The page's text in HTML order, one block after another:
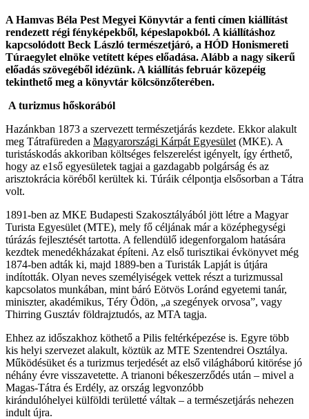
A Hamvas Béla Pest Megyei Könyvtár a fenti címen kiállítást
rendezett régi fényképekből, képeslapokból. A kiállításhoz
kapcsolódott Beck László természetjáró, a HÓD Honismereti
Túraegylet elnöke vetített képes előadása. Alább a nagy sikerű
előadás szövegéből idézünk. A kiállítás február közepéig
tekinthető meg a könyvtár kölcsönzőterében.
A turizmus hőskorából
Hazánkban 1873 a szervezett természetjárás kezdete. Ekkor alakult
meg Tátrafüreden a Magyarországi Kárpát Egyesület (MKE). A
turistáskodás akkoriban költséges felszerelést igényelt, így érthető,
hogy az e1ső egyesületek tagjai a gazdagabb polgárság és az
arisztokrácia köréből kerültek ki. Túráik célpontja elsősorban a Tátra
volt.
1891-ben az MKE Budapesti Szakosztályából jött létre a Magyar
Turista Egyesület (MTE), mely fő céljának már a középhegységi
túrázás fejlesztését tartotta. A fellendülő idegenforgalom hatására
kezdtek menedékházakat építeni. Az első turisztikai évkönyvet még
1874-ben adták ki, majd 1889-ben a Turisták Lapját is útjára
indították. Olyan neves személyiségek vettek részt a turizmussal
kapcsolatos munkában, mint báró Eötvös Loránd egyetemi tanár,
miniszter, akadémikus, Téry Ödön, „a szegények orvosa”, vagy
Thirring Gusztáv földrajztudós, az MTA tagja.
Ehhez az időszakhoz köthető a Pilis feltérképezése is. Egyre több
kis helyi szervezet alakult, köztük az MTE Szentendrei Osztálya.
Működésüket és a turizmus terjedését az első világháború kitörése jó
néhány évre visszavetette. A trianoni békeszerződés után – mivel a
Magas-Tátra és Erdély, az ország legvonzóbb
kirándulóhelyei külföldi területté váltak – a természetjárás nehezen
indult újra.